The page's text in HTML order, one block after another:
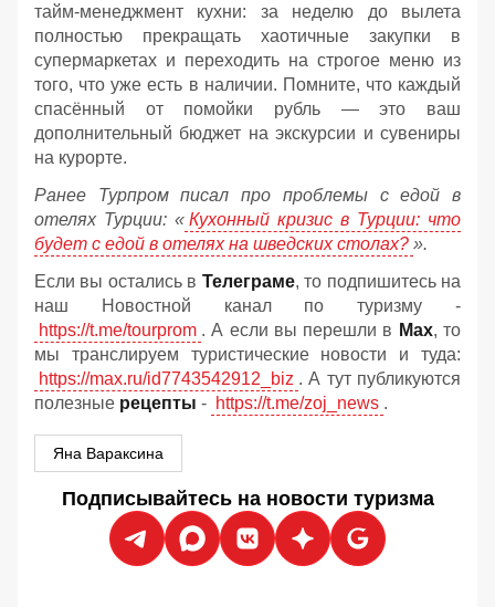
тайм-менеджмент кухни: за неделю до вылета
полностью прекращать хаотичные закупки в
супермаркетах и переходить на строгое меню из
того, что уже есть в наличии. Помните, что каждый
спасённый от помойки рубль — это ваш
дополнительный бюджет на экскурсии и сувениры
на курорте.
Ранее Турпром писал про проблемы с едой в
отелях Турции: « Кухонный кризис в Турции: что
будет с едой в отелях на шведских столах? ».
Если вы остались в Телеграме, то подпишитесь на
наш Новостной канал по туризму -
https://t.me/tourprom . А если вы перешли в Мах, то
мы транслируем туристические новости и туда:
https://max.ru/id7743542912_biz . А тут публикуются
полезные рецепты - https://t.me/zoj_news .
Яна Вараксина
Подписывайтесь на новости туризма